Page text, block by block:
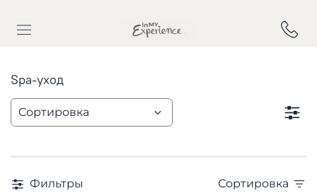
Spa-уход
Фильтры Сортировка